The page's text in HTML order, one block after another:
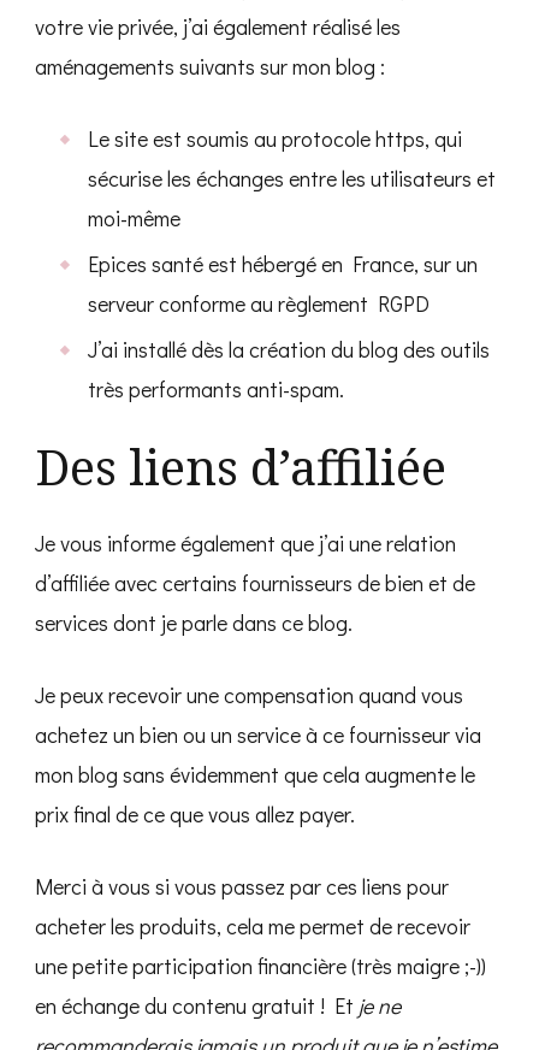
votre vie privée, j’ai également réalisé les
aménagements suivants sur mon blog :
Le site est soumis au protocole https, qui
sécurise les échanges entre les utilisateurs et
moi-même
Epices santé est hébergé en France, sur un
serveur conforme au règlement RGPD
J’ai installé dès la création du blog des outils
très performants anti-spam.
Des liens d’affiliée
Je vous informe également que j’ai une relation
d’affiliée avec certains fournisseurs de bien et de
services dont je parle dans ce blog.
Je peux recevoir une compensation quand vous
achetez un bien ou un service à ce fournisseur via
mon blog sans évidemment que cela augmente le
prix final de ce que vous allez payer.
Merci à vous si vous passez par ces liens pour
acheter les produits, cela me permet de recevoir
une petite participation financière (très maigre ;-))
en échange du contenu gratuit ! Et je ne